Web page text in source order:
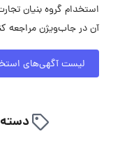
استخدام گروه بنیان
آن در جاب‌ویژن مراجعه
لیست آگهی‌های